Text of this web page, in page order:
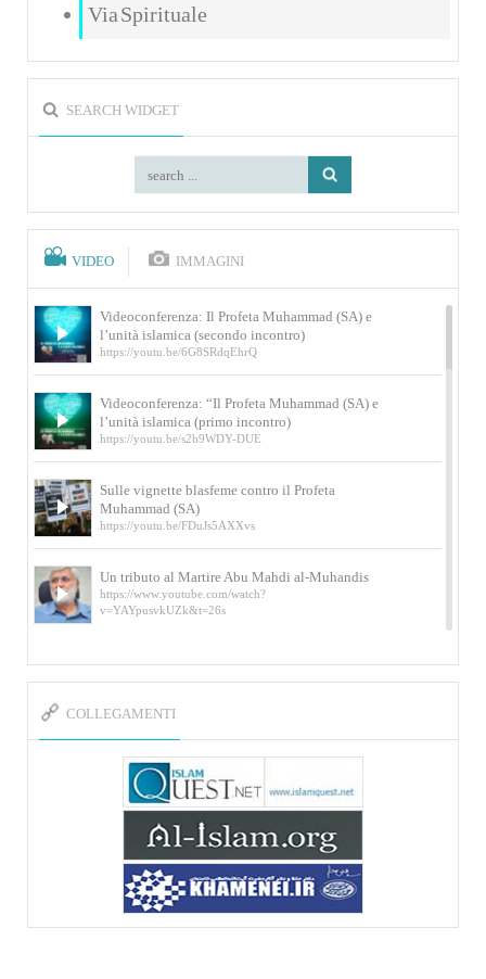
Via Spirituale
SEARCH WIDGET
VIDEO IMMAGINI
Videoconferenza: Il Profeta Muhammad (SA) e
l’unità islamica (secondo incontro)
https://youtu.be/6G8SRdqEhrQ
Videoconferenza: “Il Profeta Muhammad (SA) e
l’unità islamica (primo incontro)
https://youtu.be/s2b9WDY-DUE
Sulle vignette blasfeme contro il Profeta
Muhammad (SA)
https://youtu.be/FDuJs5AXXvs
Un tributo al Martire Abu Mahdi al-Muhandis
https://www.youtube.com/watch?
v=YAYpusvkUZk&t=26s
L’Abluzione rituale (wudu) secondo l’Imam Alì
e l’Imam Khomeini
della figlia di un martire
https://www.youtube.com/watch?
v=-5nPSxbf9l0&t=103s
Sheykh Abbas Di Palma sui martiri Qassem
Soleimani e Abu Mahdi Al-Muhandis
https://youtu.be/Y6SIP2PIht4 Video del discorso tenuto
dallo Sheykh Abbas Di Palma in ...
COLLEGAMENTI